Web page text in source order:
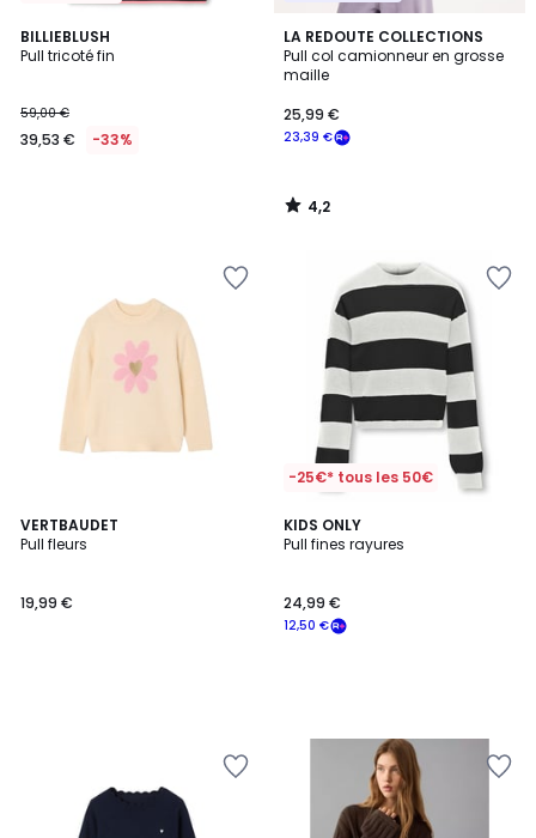
BILLIEBLUSH
Pull tricoté fin
59,00 €
39,53 € -33%
LA REDOUTE COLLECTIONS
Pull col camionneur en grosse
maille
23,39 €
25,99 €
4,2
/ 5
4,2
/
VERTBAUDET
Pull fleurs
19,99 €
-25€* tous les 50€
KIDS ONLY
Pull fines rayures
12,50 €
24,99 €